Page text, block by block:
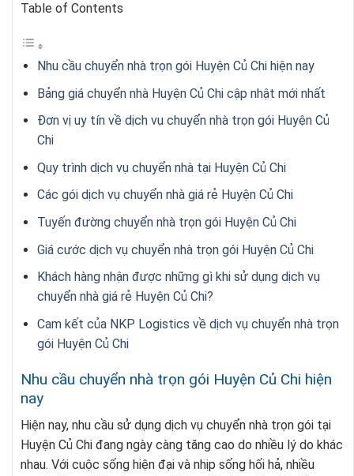
Table of Contents
Nhu cầu chuyển nhà trọn gói Huyện Củ Chi hiện nay
Bảng giá chuyển nhà Huyện Củ Chi cập nhật mới nhất
Đơn vị uy tín về dịch vụ chuyển nhà trọn gói Huyện Củ
Chi
Quy trình dịch vụ chuyển nhà tại Huyện Củ Chi
Các gói dịch vụ chuyển nhà giá rẻ Huyện Củ Chi
Tuyến đường chuyển nhà trọn gói Huyện Củ Chi
Giá cước dịch vụ chuyển nhà trọn gói Huyện Củ Chi
Khách hàng nhận được những gì khi sử dụng dịch vụ
chuyển nhà giá rẻ Huyện Củ Chi?
Cam kết của NKP Logistics về dịch vụ chuyển nhà trọn
gói Huyện Củ Chi
Nhu cầu chuyển nhà trọn gói Huyện Củ Chi hiện
nay
Hiện nay, nhu cầu sử dụng dịch vụ chuyển nhà trọn gói tại
Huyện Củ Chi đang ngày càng tăng cao do nhiều lý do khác
nhau. Với cuộc sống hiện đại và nhịp sống hối hả, nhiều